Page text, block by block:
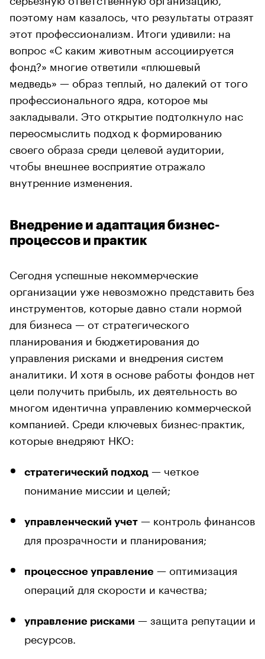
поэтому нам казалось, что результаты отразят
этот профессионализм. Итоги удивили: на
вопрос «С каким животным ассоциируется
фонд?» многие ответили «плюшевый
медведь» — образ теплый, но далекий от того
профессионального ядра, которое мы
закладывали. Это открытие подтолкнуло нас
переосмыслить подход к формированию
своего образа среди целевой аудитории,
чтобы внешнее восприятие отражало
внутренние изменения.
Внедрение и адаптация бизнес-
процессов и практик
Сегодня успешные некоммерческие
организации уже невозможно представить без
инструментов, которые давно стали нормой
для бизнеса — от стратегического
планирования и бюджетирования до
управления рисками и внедрения систем
аналитики. И хотя в основе работы фондов нет
цели получить прибыль, их деятельность во
многом идентична управлению коммерческой
компанией. Среди ключевых бизнес-практик,
которые внедряют НКО:
стратегический подход — четкое
понимание миссии и целей;
управленческий учет — контроль финансов
для прозрачности и планирования;
процессное управление — оптимизация
операций для скорости и качества;
управление рисками — защита репутации и
ресурсов.